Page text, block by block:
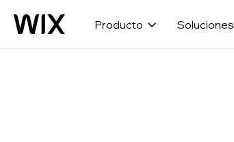
Producto Soluciones